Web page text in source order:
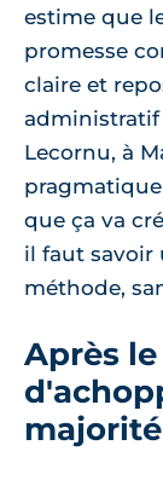
estime que
promesse
claire et
administratif
Lecornu, à
que ça va
il faut savoir
méthode,
Après
majorité